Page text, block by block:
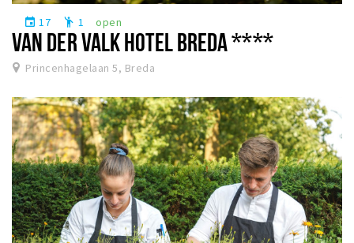
event 17 emoji_people 1 open
VAN DER VALK HOTEL BREDA ****
Princenhagelaan 5, Breda